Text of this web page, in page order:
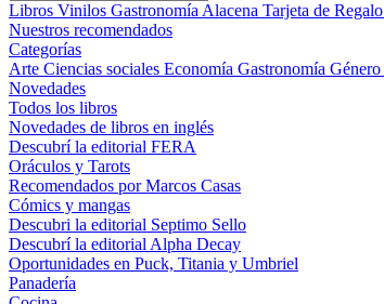
Libros Vinilos Gastronomía Alacena Tarjeta de Regalo
Nuestros recomendados
Categorías
Arte Ciencias sociales Economía Gastronomía Género
Novedades
Todos los libros
Novedades de libros en inglés
Descubrí la editorial FERA
Oráculos y Tarots
Recomendados por Marcos Casas
Cómics y mangas
Descubri la editorial Septimo Sello
Descubrí la editorial Alpha Decay
Oportunidades en Puck, Titania y Umbriel
Panadería